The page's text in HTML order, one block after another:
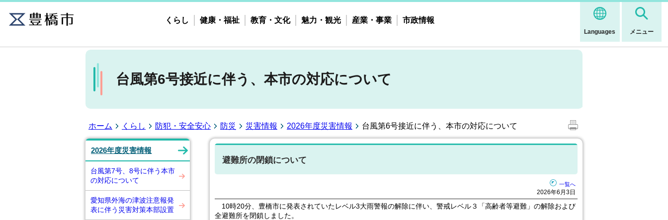
Languages メニュー
くらし 健康・福祉 教育・文化 魅力・観光 産業・事業 市政情報
台風第6号接近に伴う、本市の対応について
ホーム くらし 防犯・安全安心 防災 災害情報 2026年度災害情報 台風第6号接近に伴う、本市の対応について
2026年度災害情報
台風第7号、8号に伴う本市
の対応について
愛知県外海の津波注意報発
表に伴う災害対策本部設置
避難所の閉鎖について
一覧へ
2026年6月3日
10時20分、豊橋市に発表されていたレベル3大雨警報の解除に伴い、警戒レベル３「高齢者等避難」の解除および
全避難所を閉鎖しました。